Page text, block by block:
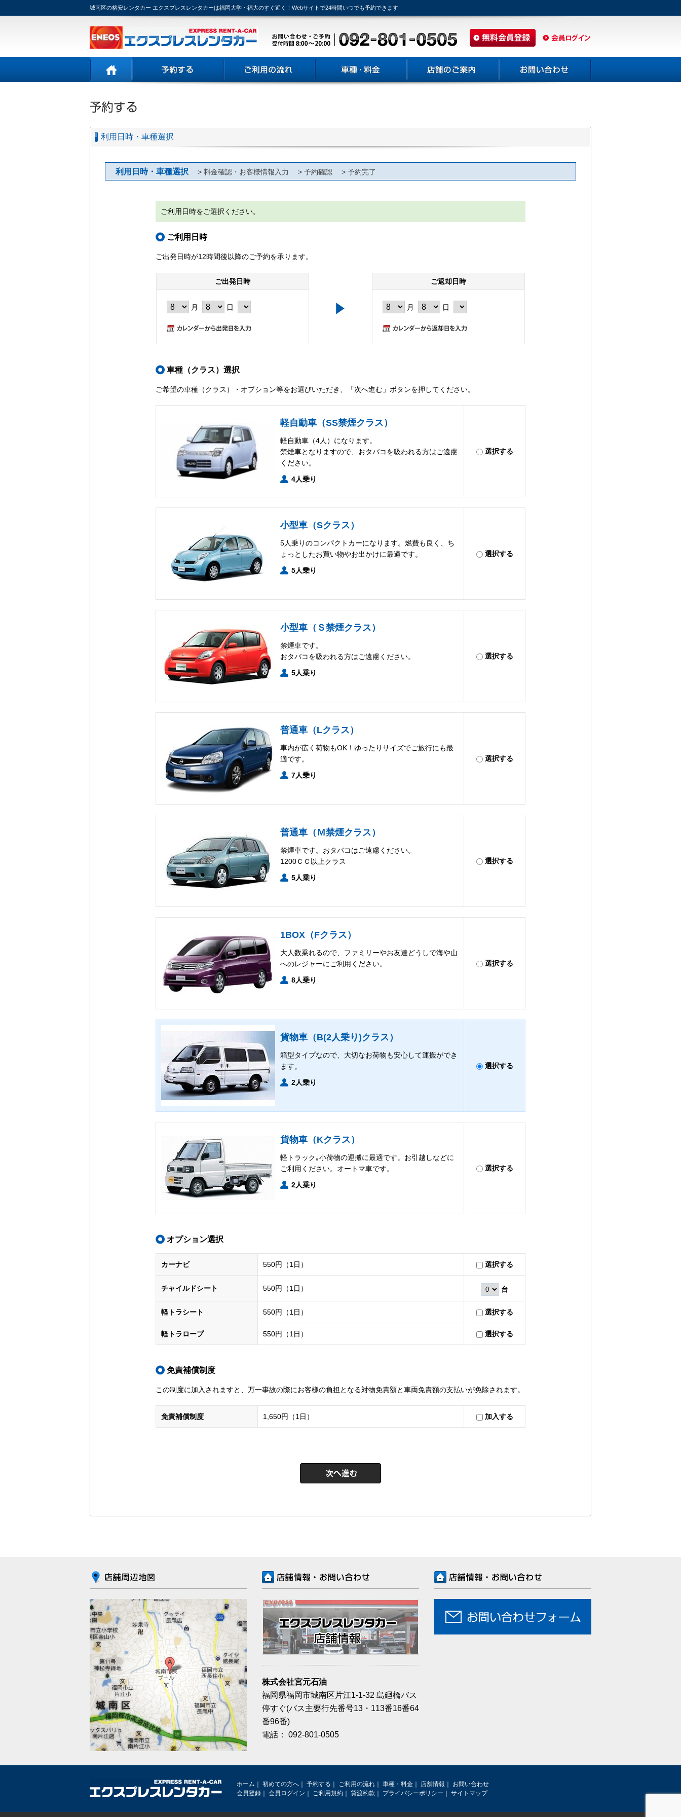
城南区の格安レンタカー エクスプレスレンタカーは福岡大学・福大のすぐ近く！Webサイトで24時間いつでも予約できます
利用日時・車種選択
利用日時・車種選択 > 料金確認・お客様情報入力 > 予約確認 > 予約完了
ご利用日時をご選択ください。
ご利用日時
ご出発日時が12時間後以降のご予約を承ります。
ご出発日時
月 日
ご返却日時
月 日
車種（クラス）選択
ご希望の車種（クラス）・オプション等をお選びいただき、「次へ進む」ボタンを押してください。
軽自動車（SS禁煙クラス）
軽自動車（4人）になります。
禁煙車となりますので、おタバコを吸われる方はご遠慮
ください。
4人乗り
選択する
小型車（Sクラス）
5人乗りのコンパクトカーになります。燃費も良く、ち
ょっとしたお買い物やお出かけに最適です。
5人乗り
選択する
小型車（Ｓ禁煙クラス）
禁煙車です。
おタバコを吸われる方はご遠慮ください。
5人乗り
選択する
普通車（Lクラス）
車内が広く荷物もOK！ゆったりサイズでご旅行にも最
適です。
7人乗り
選択する
普通車（Ｍ禁煙クラス）
禁煙車です。おタバコはご遠慮ください。
1200ＣＣ以上クラス
5人乗り
選択する
1BOX（Fクラス）
大人数乗れるので、ファミリーやお友達どうしで海や山
へのレジャーにご利用ください。
8人乗り
選択する
貨物車（B(2人乗り)クラス）
箱型タイプなので、大切なお荷物も安心して運搬ができ
ます。
2人乗り
選択する
貨物車（Kクラス）
軽トラック｡小荷物の運搬に最適です。お引越しなどに
ご利用ください。オートマ車です。
2人乗り
選択する
オプション選択
カーナビ 550円（1日） 選択する
チャイルドシート 550円（1日） 台
軽トラシート 550円（1日） 選択する
軽トラロープ 550円（1日） 選択する
免責補償制度
この制度に加入されますと、万一事故の際にお客様の負担となる対物免責額と車両免責額の支払いが免除されます。
免責補償制度 1,650円（1日） 加入する
株式会社宮元石油
福岡県福岡市城南区片江1-1-32 島廻橋バス
停すぐ(バス主要行先番号13・113番16番64
番96番)
電話： 092-801-0505
ホーム 初めての方へ 予約する ご利用の流れ 車種・料金 店舗情報
お問い合わせ
会員登録
会員ログイン ご利用規約 貸渡約款 プライバシーポリシー サイトマップ